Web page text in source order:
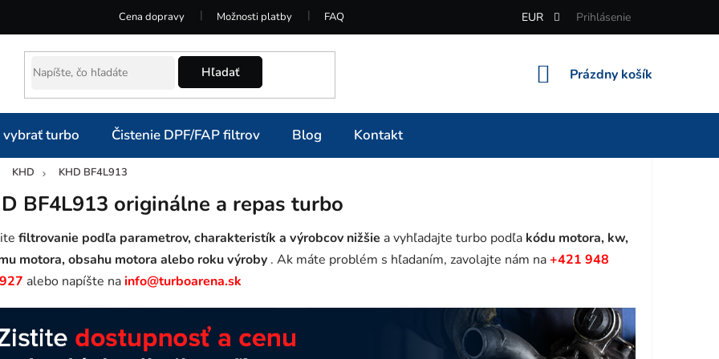
Cena dopravy Možnosti platby FAQ EUR Prihlásenie
Hľadať
NÁKUPNÝ
Prázdny košík
turbo Čistenie DPF/FAP filtrov Blog Kontakt
KHD KHD BF4L913
BF4L913 originálne a repas turbo
filtrovanie podľa parametrov, charakteristík a výrobcov nižšie a vyhľadajte turbo podľa kódu motora, kw,
motora, obsahu motora alebo roku výroby . Ak máte problém s hľadaním, zavolajte nám na+421 948
alebo napíšte nainfo@turboarena.sk